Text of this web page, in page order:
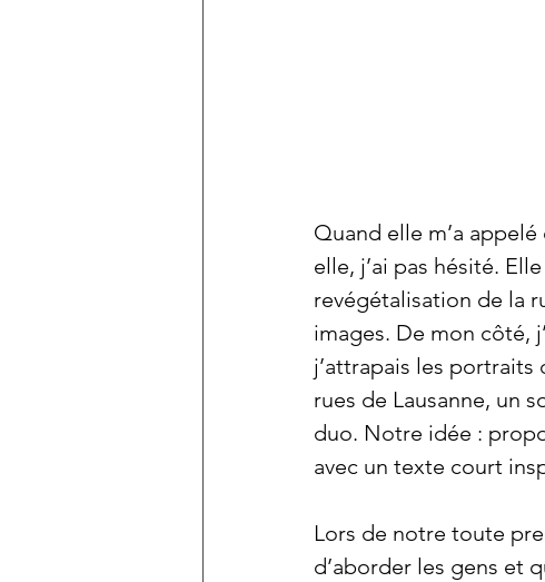
Quand elle m’a
elle, j’ai pas hésité.
revégétalisation de la
images. De mon côté,
j’attrapais les portraits
rues de Lausanne, un
duo. Notre idée :
avec un texte court
Lors de notre toute
d’aborder les gens et